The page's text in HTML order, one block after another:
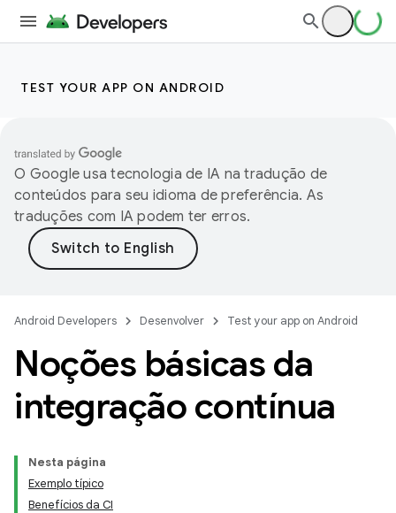
TEST YOUR APP ON ANDROID
O Google usa tecnologia de IA na tradução de
conteúdos para seu idioma de preferência. As
traduções com IA podem ter erros.
Android Developers Desenvolver Test your app on Android
Noções básicas da
integração contínua
Nesta página
Exemplo típico
Benefícios da CI